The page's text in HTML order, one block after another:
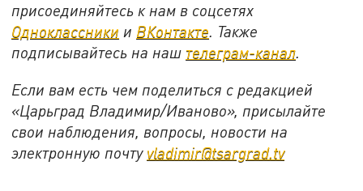
присоединяйтесь к нам в соцсетях
Одноклассники и ВКонтакте. Также
подписывайтесь на наш телеграм-канал.
Если вам есть чем поделиться с редакцией
«Царьград Владимир/Иваново», присылайте
свои наблюдения, вопросы, новости на
электронную почту vladimir@tsargrad.tv